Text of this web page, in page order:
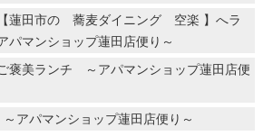
蓮田市の 蕎麦ダイニング 空楽 】へラ
マンショップ蓮田店便り～
褒美ランチ ～アパマンショップ蓮田店便
アパマンショップ蓮田店便り～